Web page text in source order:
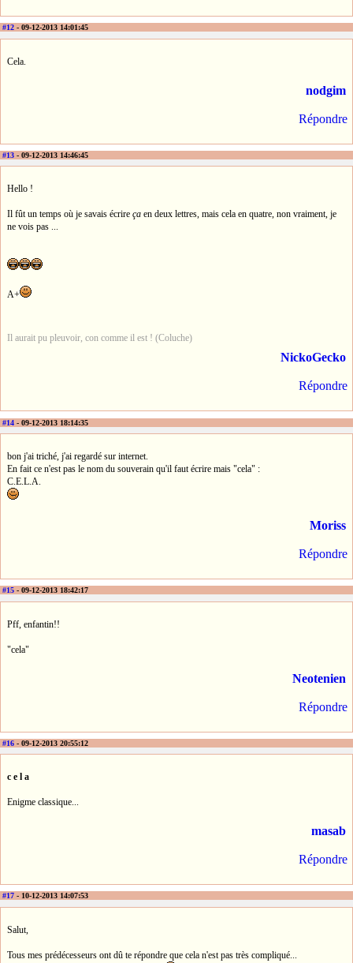
#12 - 09-12-2013 14:01:45
Cela.
nodgim
Répondre
#13 - 09-12-2013 14:46:45
Hello !
Il fût un temps où je savais écrire ça en deux lettres, mais cela en quatre, non vraiment, je
ne vois pas ...
A+
Il aurait pu pleuvoir, con comme il est ! (Coluche)
NickoGecko
Répondre
#14 - 09-12-2013 18:14:35
bon j'ai triché, j'ai regardé sur internet.
En fait ce n'est pas le nom du souverain qu'il faut écrire mais "cela" :
C.E.L.A.
Moriss
Répondre
#15 - 09-12-2013 18:42:17
Pff, enfantin!!
"cela"
Neotenien
Répondre
#16 - 09-12-2013 20:55:12
c e l a
Enigme classique...
masab
Répondre
#17 - 10-12-2013 14:07:53
Salut,
Tous mes prédécesseurs ont dû te répondre que cela n'est pas très compliqué...